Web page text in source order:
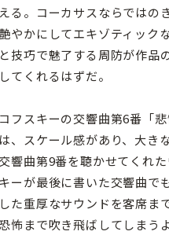
る。コーカサスならではの
やかにしてエキゾティックな
技巧で魅了する周防が作品
てくれるはずだ。
フスキーの交響曲第6番「
、スケール感があり、大き
響曲第9番を聴かせてくれ
ーが最後に書いた交響曲で
た重厚なサウンドを客席ま
怖まで吹き飛ばしてしまう